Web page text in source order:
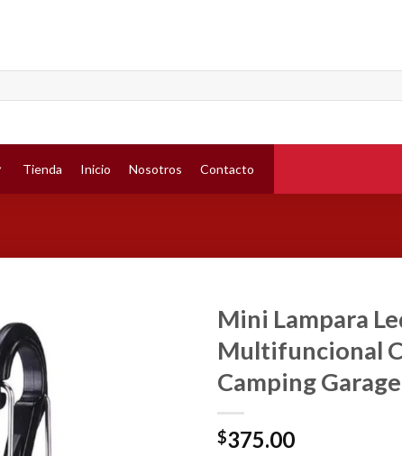
Tienda Inicio Nosotros Contacto
Mini Lampara
Multifuncional
Camping
$375.00